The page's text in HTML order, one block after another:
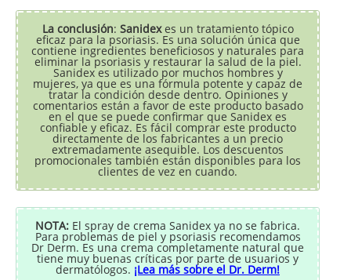
La conclusión: Sanidexes un tratamiento tópico
eficaz para la psoriasis. Es una solución única que
contiene ingredientes beneficiosos y naturales para
eliminar la psoriasis y restaurar la salud de la piel.
Sanidex es utilizado por muchos hombres y
mujeres, ya que es una fórmula potente y capaz de
tratar la condición desde dentro. Opiniones y
comentarios están a favor de este producto basado
en el que se puede confirmar que Sanidex es
confiable y eficaz. Es fácil comprar este producto
directamente de los fabricantes a un precio
extremadamente asequible. Los descuentos
promocionales también están disponibles para los
clientes de vez en cuando.
NOTA: El spray de crema Sanidex ya no se fabrica.
Para problemas de piel y psoriasis recomendamos
Dr Derm. Es una crema completamente natural que
tiene muy buenas críticas por parte de usuarios y
dermatólogos. ¡Lea más sobre el Dr. Derm!